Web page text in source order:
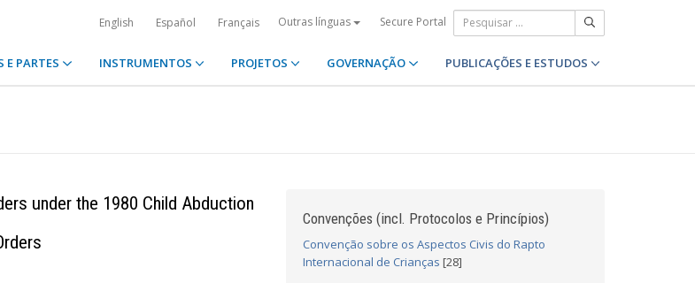
English Español Français Outras línguas Secure Portal
E PARTES INSTRUMENTOS PROJETOS GOVERNAÇÃO PUBLICAÇÕES E ESTUDOS
under the 1980 Child Abduction
Convenções (incl. Protocolos e Princípios)
Convenção sobre os Aspectos Civis do Rapto
Internacional de Crianças [28]